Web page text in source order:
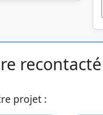
recontacté
projet :